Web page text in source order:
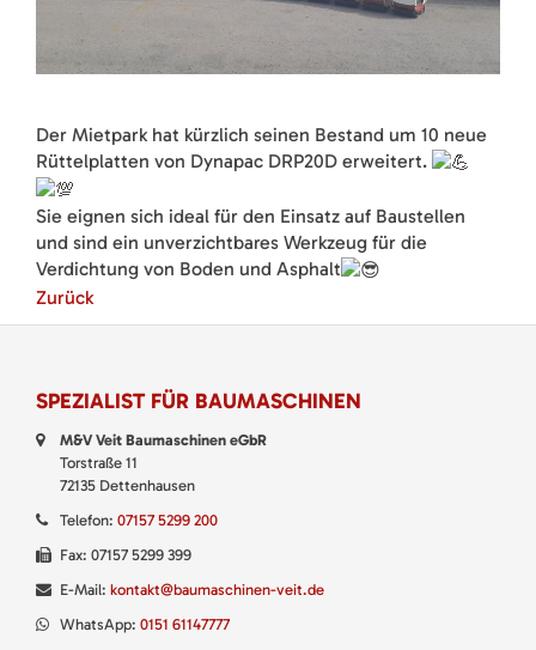
Der Mietpark hat kürzlich seinen Bestand um 10 neue
Rüttelplatten von Dynapac DRP20D erweitert.
Sie eignen sich ideal für den Einsatz auf Baustellen
und sind ein unverzichtbares Werkzeug für die
Verdichtung von Boden und Asphalt
Zurück
SPEZIALIST FÜR BAUMASCHINEN
M&V Veit Baumaschinen eGbR
Torstraße 11
72135 Dettenhausen
Telefon: 07157 5299 200
Fax: 07157 5299 399
E-Mail: kontakt@baumaschinen-veit.de
WhatsApp: 0151 61147777